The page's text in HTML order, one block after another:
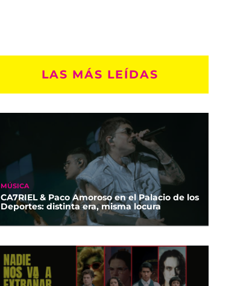
LAS MÁS LEÍDAS
MÚSICA
CA7RIEL & Paco Amoroso en el Palacio de los
Deportes: distinta era, misma locura